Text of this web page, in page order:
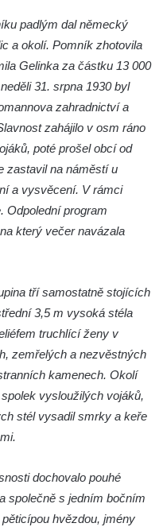
Dolním
Plavu
války v
v
v
v Dolním
ulici 1.
padlým dal německý
a okolí. Pomník zhotovila
Gelinka za částku 13 000
31. srpna 1930 byl
zahradnictví a
zahájilo v osm ráno
poté prošel obcí od
zastavil na náměstí u
a vysvěcení. V rámci
Odpolední program
který večer navázala
tří samostatně stojících
3,5 m vysoká stéla
truchlící ženy v
zemřelých a nezvěstných
kamenech. Okolí
vysloužilých vojáků,
stél vysadil smrky a keře
dochovalo pouhé
společně s jedním bočním
hvězdou, jmény